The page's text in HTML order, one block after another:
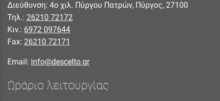
Διεύθυνση: 4ο χιλ. Πύργου Πατρών, Πύργος, 27100
Τηλ.: 26210 72172
Κιν.: 6972 097644
Fax: 26210 72171
Email: info@descelto.gr
Ωράριο λειτουργίας